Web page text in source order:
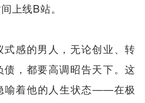
上线B站。
式感的男人，无论创业、转
债，都要高调昭告天下。这
喻着他的人生状态——在极